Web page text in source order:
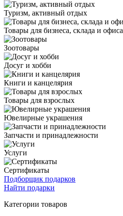
Туризм, активный отдых
Товары для бизнеса, склада и офиса
Зоотовары
Досуг и хобби
Книги и канцелярия
Товары для взрослых
Ювелирные украшения
Запчасти и принадлежности
Услуги
Сертификаты
Подборщик подарков
Найти подарки
Категории товаров